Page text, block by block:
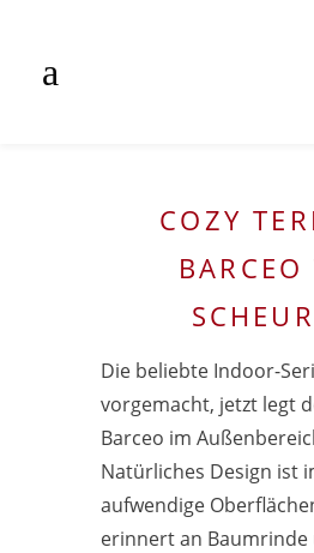
COZY
BARCEO
Die beliebte Indoor-
vorgemacht, jetzt legt
Barceo im
Natürliches Design ist
aufwendige
erinnert an Baumrinde